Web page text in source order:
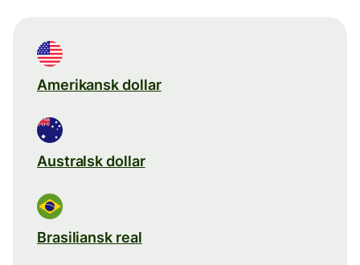
Amerikansk dollar
Australsk dollar
Brasiliansk real